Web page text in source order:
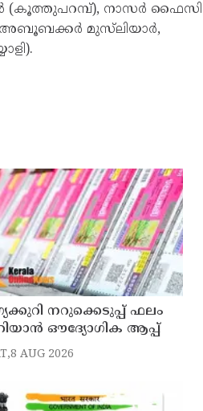
(കൂത്തുപറമ്പ്), നാസർ ഫൈസി
അബൂബക്കർ മുസ്‌ലിയാർ,
നറുക്കെടുപ്പ് ഫലം
ഔദ്യോഗിക ആപ്പ്
AUG 2026